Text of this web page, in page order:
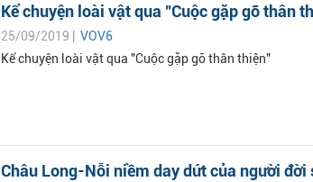
Kể chuyện loài vật qua "Cuộc gặp gỡ thân
25/09/2019 | VOV6
Kể chuyện loài vật qua "Cuộc gặp gỡ thân thiện"
Châu Long-Nỗi niềm day dứt của người đời